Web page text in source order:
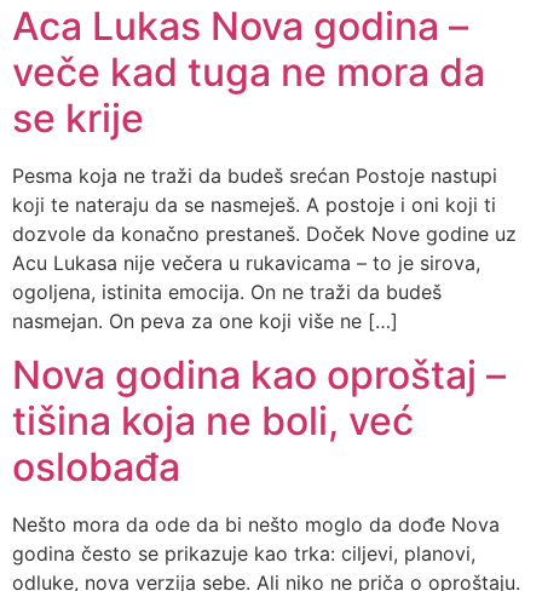
Aca Lukas Nova godina –
veče kad tuga ne mora da
se krije
Pesma koja ne traži da budeš srećan Postoje nastupi
koji te nateraju da se nasmeješ. A postoje i oni koji ti
dozvole da konačno prestaneš. Doček Nove godine uz
Acu Lukasa nije večera u rukavicama – to je sirova,
ogoljena, istinita emocija. On ne traži da budeš
nasmejan. On peva za one koji više ne […]
Nova godina kao oproštaj –
tišina koja ne boli, već
oslobađa
Nešto mora da ode da bi nešto moglo da dođe Nova
godina često se prikazuje kao trka: ciljevi, planovi,
odluke, nova verzija sebe. Ali niko ne priča o oproštaju.